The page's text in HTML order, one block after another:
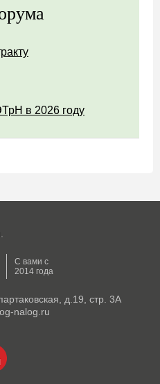
в 2026 году
С вами с
2014 года
д.19, стр. 3А
nalog.ru